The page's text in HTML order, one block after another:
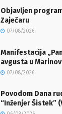
Objavljen
Zaječaru
07/08/2026
Manifestacija
avgusta u
07/08/2026
Povodom Dana
“Inženjer Šistek”